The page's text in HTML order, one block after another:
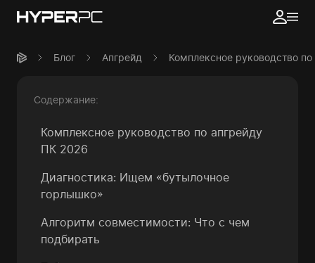
Блог Апгрейд Комплексное руководство
Содержание:
Комплексное руководство по апгрейду
ПК 2026
Диагностика: Ищем «бутылочное
горлышко»
Алгоритм совместимости: Что с чем
подбирать